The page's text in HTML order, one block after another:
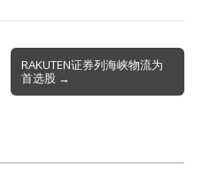
RAKUTEN证券列海峡物流为
首选股 →